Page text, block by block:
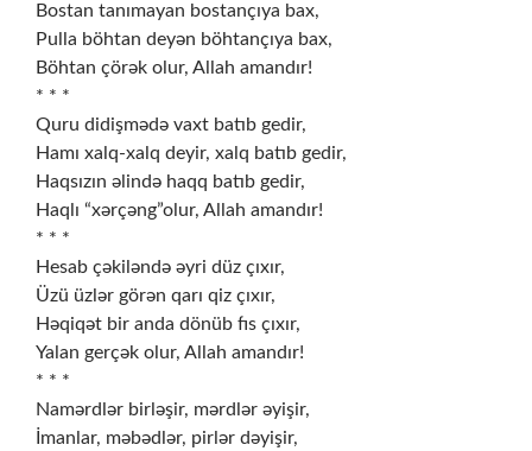
Bostan tanımayan bostançıya bax,
Pulla böhtan deyən böhtançıya bax,
Böhtan çörək olur, Allah amandır!
* * *
Quru didişmədə vaxt batıb gedir,
Hamı xalq-xalq deyir, xalq batıb gedir,
Haqsızın əlində haqq batıb gedir,
Haqlı “xərçəng”olur, Allah amandır!
* * *
Hesab çəkiləndə əyri düz çıxır,
Üzü üzlər görən qarı qiz çıxır,
Həqiqət bir anda dönüb fıs çıxır,
Yalan gerçək olur, Allah amandır!
* * *
Namərdlər birləşir, mərdlər əyişir,
İmanlar, məbədlər, pirlər dəyişir,